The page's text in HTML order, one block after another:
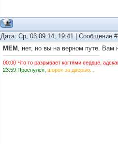
Дата: Ср, 03.09.14, 19:41 | Сообщение #
MEM , нет, но вы на верном путе. Вам
00:00 Что то разрывает когтями сердце,
23:59 Проснулся, шорох за дверью...